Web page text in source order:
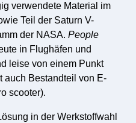
verwendete Material im
Teil der Saturn V-
der NASA. People
in Flughäfen und
leise von einem Punkt
auch Bestandteil von E-
scooter).
in der Werkstoffwahl